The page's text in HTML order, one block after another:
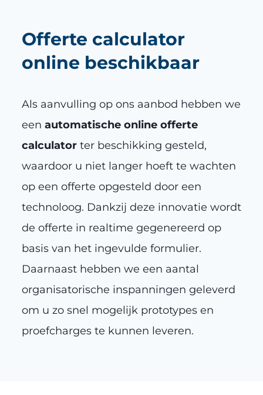
Offerte calculator
online beschikbaar
Als aanvulling op ons aanbod hebben we
een automatische online offerte
calculator ter beschikking gesteld,
waardoor u niet langer hoeft te wachten
op een offerte opgesteld door een
technoloog. Dankzij deze innovatie wordt
de offerte in realtime gegenereerd op
basis van het ingevulde formulier.
Daarnaast hebben we een aantal
organisatorische inspanningen geleverd
om u zo snel mogelijk prototypes en
proefcharges te kunnen leveren.